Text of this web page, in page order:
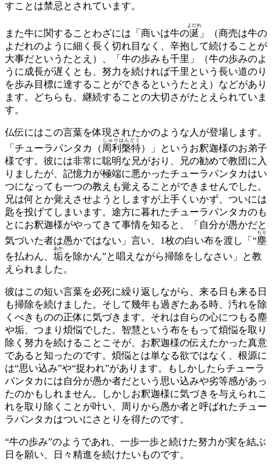
すことは禁忌とされています。
また牛に関することわざには「商いは牛の涎
よだれ
」（商売は牛の
よだれのように細く長く切れ目なく、辛抱して続けることが
大事だというたとえ）、「牛の歩みも千里」（牛の歩みのよ
うに成長が遅くとも、努力を続ければ千里という長い道のり
を歩み目標に達することができるというたとえ）などがあり
ます。どちらも、継続することの大切さがたとえられていま
す。
仏伝にはこの言葉を体現されたかのような人が登場します。
「チューラパンタカ（ 周利槃特
しゅりはんどく
）」というお釈迦様のお弟子
様です。彼には非常に聡明な兄がおり、兄の勧めで教団に入
りましたが、記憶力が極端に悪かったチューラパンタカはい
つになっても一つの教えも覚えることができませんでした。
兄は何とか覚えさせようとしますが上手くいかず、ついには
匙を投げてしまいます。途方に暮れたチューラパンタカのも
とにお釈迦様がやってきて事情を知ると、「自分が愚かだと
気づいた者は愚かではない」言い、1枚の白い布を渡し「“塵
ちり
を払わん、 垢
あか
を除かん”と唱えながら掃除をしなさい」と教
えられました。
彼はこの短い言葉を必死に繰り返しながら、来る日も来る日
も掃除を続けました。そして幾年も過ぎたある時、汚れを除
くべきものの正体に気づきます。それは自らの心につもる塵
や垢、つまり煩悩でした。智慧という布をもって煩悩を取り
除く努力を続けることこそが、お釈迦様の伝えたかった真意
であると知ったのです。煩悩とは単なる欲ではなく、根源に
は“思い込み”や“捉われ”があります。もしかしたらチューラ
パンタカには自分が愚か者だという思い込みや劣等感があっ
たのかもしれません。しかしお釈迦様に気づきを与えられこ
れを取り除くことが叶い、周りから愚か者と呼ばれたチュー
ラパンタカはついにさとりを得たのです。
“牛の歩み”のようであれ、一歩一歩と続けた努力が実を結ぶ
日を願い、日々精進を続けたいものです。